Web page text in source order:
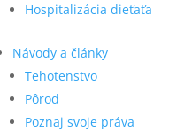
Hospitalizácia dieťaťa
Návody a články
Tehotenstvo
Pôrod
Poznaj svoje práva